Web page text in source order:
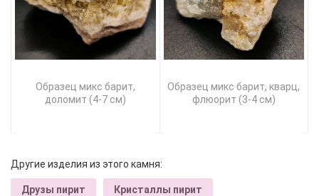
Образец микс барит,
доломит (4-7 см)
Образец микс барит, кварц,
флюорит (3-4 см)
Другие изделия из этого камня:
Друзы пирит Кристаллы пирит